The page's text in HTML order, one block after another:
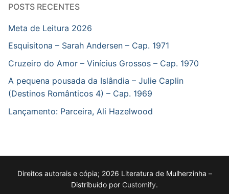
POSTS RECENTES
Meta de Leitura 2026
Esquisitona – Sarah Andersen – Cap. 1971
Cruzeiro do Amor – Vinícius Grossos – Cap. 1970
A pequena pousada da Islândia – Julie Caplin
(Destinos Românticos 4) – Cap. 1969
Lançamento: Parceira, Ali Hazelwood
Direitos autorais e cópia; 2026 Literatura de Mulherzinha –
Distribuído por Customify.